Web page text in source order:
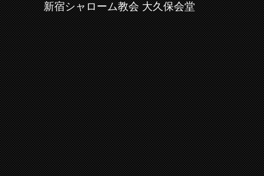
新宿シャローム教会 大久保会堂